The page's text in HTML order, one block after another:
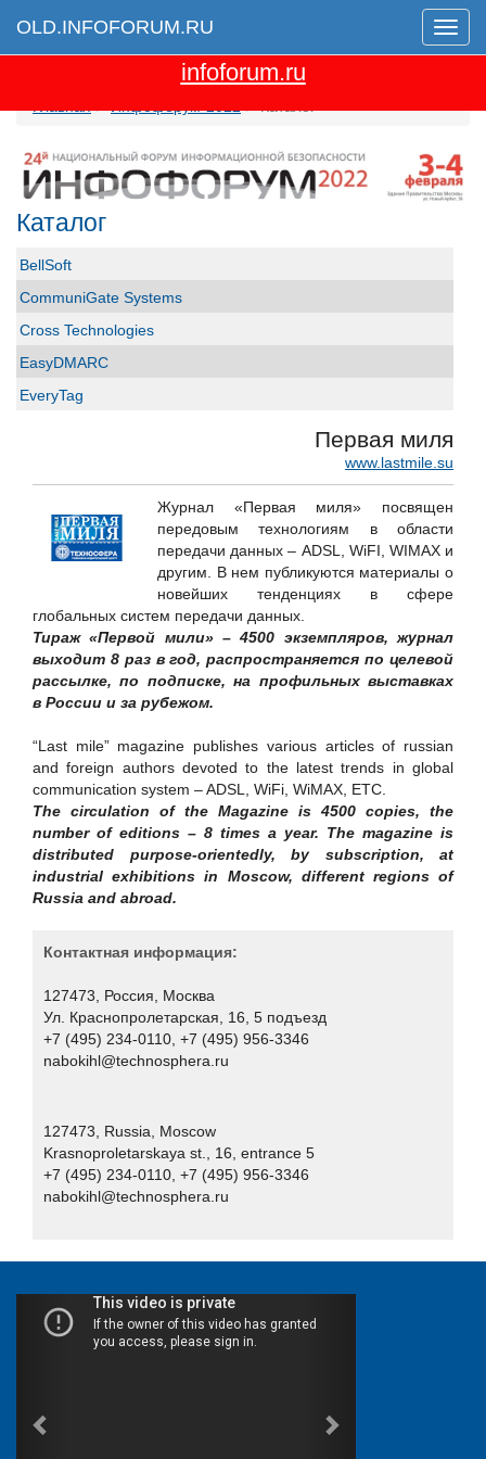
Меню
OLD.INFOFORUM.RU
Перейти на новую версию сайта
infoforum.ru
Каталог
BellSoft
CommuniGate Systems
Cross Technologies
EasyDMARC
EveryTag
Huawei
ICT-Online.ru «Инфокоммуникации онлайн»
LURE IT / ООО «Люр АйТи»
Positive Technologies
RSpectr
RuSIEM
Skybox Security
Softline
SoftMall
SONET
Staffcop
UserGate
«НПЦ «КСБ»
Айдеко
АНО «Индустрия безопасности»
АО "Вектор-Бест"
АО "ГЛОНАСС"
Банковское обозрение
БИРСЕК
Гарда Технологии
Первая миля
www.lastmile.su
Журнал «Первая миля» посвящен
передовым технологиям в области
передачи данных – ADSL, WiFI, WIMAX и
другим. В нем публикуются материалы о
новейших тенденциях в сфере
глобальных систем передачи данных.
Тираж «Первой мили» – 4500 экземпляров, журнал
выходит 8 раз в год, распространяется по целевой
рассылке, по подписке, на профильных выставках
в России и за рубежом.
“Last mile” magazine publishes various articles of russian
and foreign authors devoted to the latest trends in global
communication system – ADSL, WiFi, WiMAX, ETC.
The circulation of the Magazine is 4500 copies, the
number of editions – 8 times a year. The magazine is
distributed purpose-orientedly, by subscription, at
industrial exhibitions in Moscow, different regions of
Russia and abroad.
Контактная информация:
127473, Россия, Москва
Ул. Краснопролетарская, 16, 5 подъезд
+7 (495) 234-0110, +7 (495) 956-3346
nabokihl@technosphera.ru
127473, Russia, Moscow
Krasnoproletarskaya st., 16, entrance 5
+7 (495) 234-0110, +7 (495) 956-3346
nabokihl@technosphera.ru